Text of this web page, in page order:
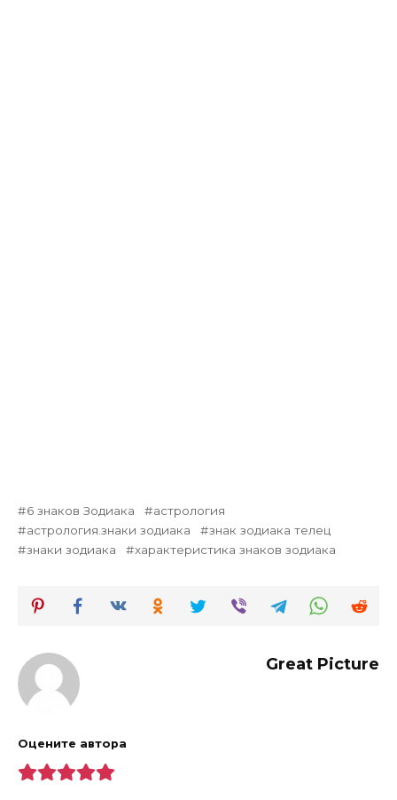
6 знаков Зодиака
астрология
астрология.знаки зодиака
знак зодиака телец
знаки зодиака
характеристика знаков зодиака
Great Picture
Оцените автора